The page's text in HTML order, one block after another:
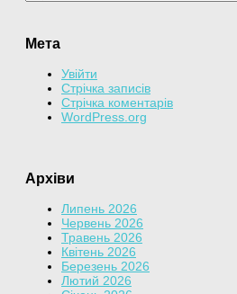
Мета
Увійти
Стрічка записів
Стрічка коментарів
WordPress.org
Архіви
Липень 2026
Червень 2026
Травень 2026
Квітень 2026
Березень 2026
Лютий 2026